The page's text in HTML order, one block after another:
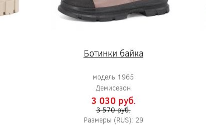
Ботинки байка
модель 1965
Демисезон
3 030 pуб.
3 570 pуб.
Размеры (RUS): 29